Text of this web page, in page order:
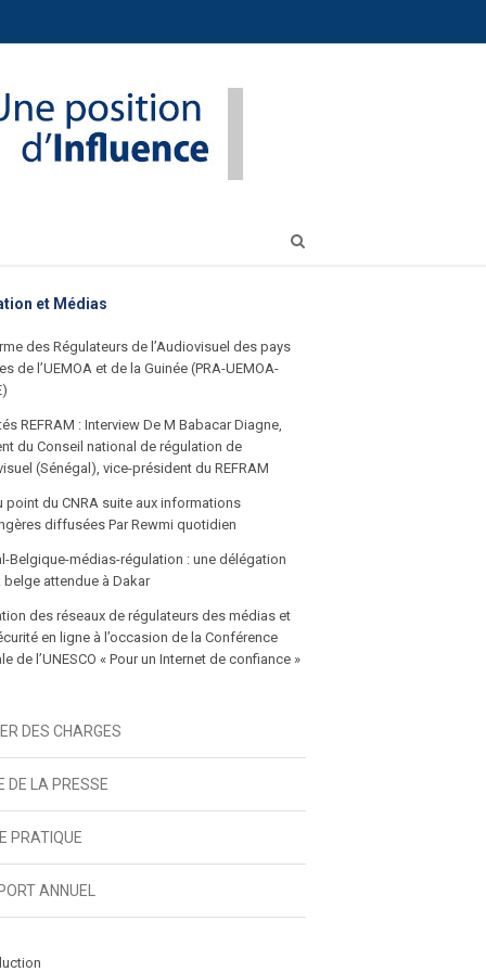
et Médias
des Régulateurs de l’Audiovisuel des pays
de l’UEMOA et de la Guinée (PRA-UEMOA-
REFRAM : Interview De M Babacar Diagne,
du Conseil national de régulation de
(Sénégal), vice-président du REFRAM
point du CNRA suite aux informations
diffusées Par Rewmi quotidien
Belgique-médias-régulation : une délégation
belge attendue à Dakar
des réseaux de régulateurs des médias et
en ligne à l’occasion de la Conférence
de l’UNESCO « Pour un Internet de confiance »
DES CHARGES
DE LA PRESSE
PRATIQUE
ANNUEL